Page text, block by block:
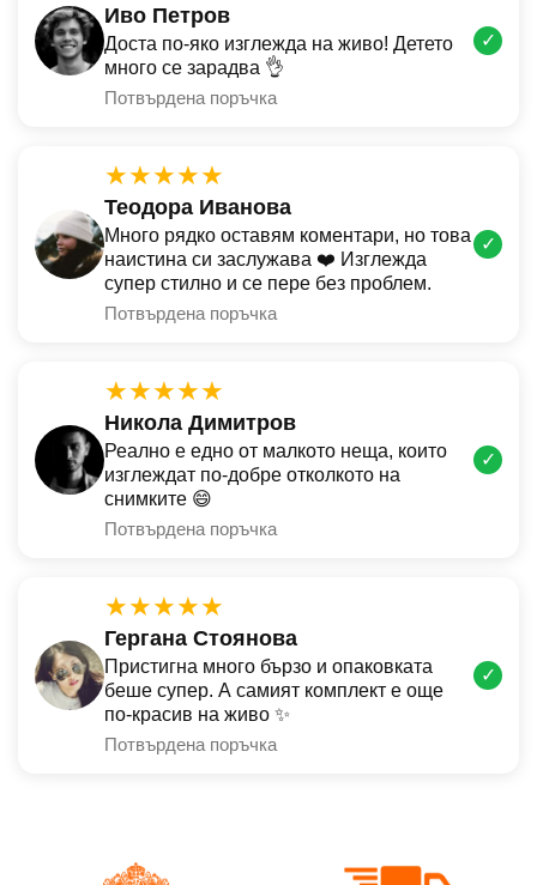
Иво Петров
Доста по-яко изглежда на живо! Детето
много се зарадва 👌
Потвърдена поръчка
✓
★★★★★
Теодора Иванова
Много рядко оставям коментари, но това
наистина си заслужава ❤️ Изглежда
супер стилно и се пере без проблем.
Потвърдена поръчка
✓
★★★★★
Никола Димитров
Реално е едно от малкото неща, които
изглеждат по-добре отколкото на
снимките 😄
Потвърдена поръчка
✓
★★★★★
Гергана Стоянова
Пристигна много бързо и опаковката
беше супер. А самият комплект е още
по-красив на живо ✨
Потвърдена поръчка
✓